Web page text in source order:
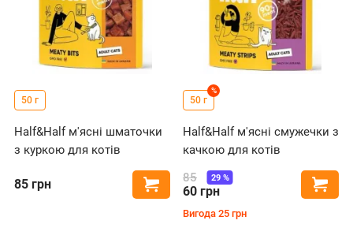
50 г
Half&Half м'ясні шматочки
з куркою для котів
85 грн Купити
50 г
%
Half&Half м'ясні смужечки з
качкою для котів
85
60 грн
29%
Вигода 25 грн